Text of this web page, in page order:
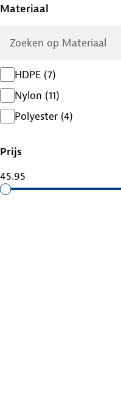
Materiaal
HDPE (7)
Nylon (11)
Polyester (4)
Prijs
45.95